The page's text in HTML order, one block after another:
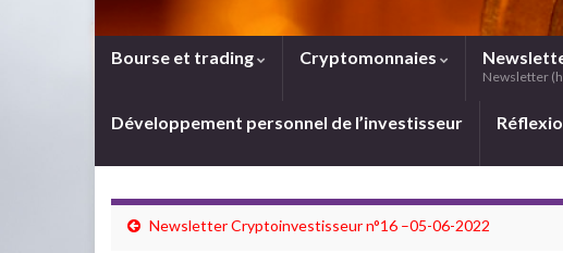
Bourse et trading Cryptomonnaies
Newsletter
Développement personnel de l’investisseur
Newsletter Cryptoinvestisseur n°16 –05-06-2022